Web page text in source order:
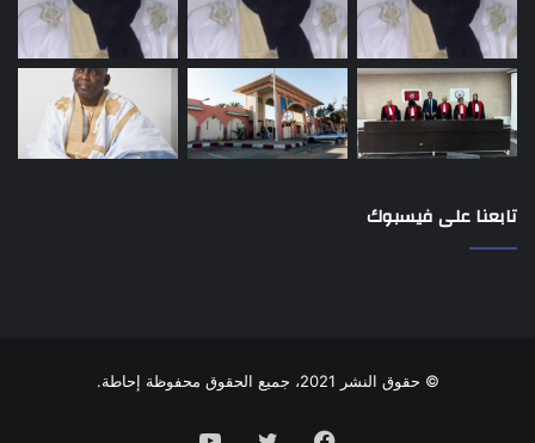
تابعنا على فيسبوك
© حقوق النشر 2021، جميع الحقوق محفوظة إحاطة.